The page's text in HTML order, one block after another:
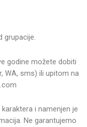
grupacije.
godine možete dobiti
WA, sms) ili upitom na
i namenjen je
Ne garantujemo